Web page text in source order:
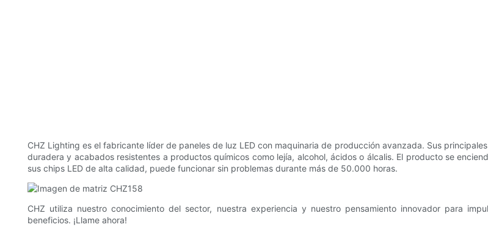
CHZ Lighting es el fabricante líder de paneles de luz LED con maquinaria de producción avanzada. Sus
duradera y acabados resistentes a productos químicos como lejía, alcohol, ácidos o álcalis. El producto se
sus chips LED de alta calidad, puede funcionar sin problemas durante más de 50.000 horas.
CHZ utiliza nuestro conocimiento del sector, nuestra experiencia y nuestro pensamiento innovador para
beneficios. ¡Llame ahora!